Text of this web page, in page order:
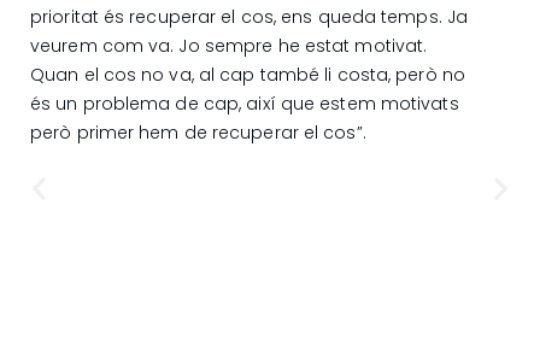
prioritat és recuperar el cos, ens queda temps. Ja
veurem com va. Jo sempre he estat motivat.
Quan el cos no va, al cap també li costa, però no
és un problema de cap, així que estem motivats
però primer hem de recuperar el cos”.